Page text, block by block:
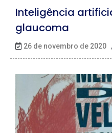
Inteligência
glaucoma
26 de novembro de 2020